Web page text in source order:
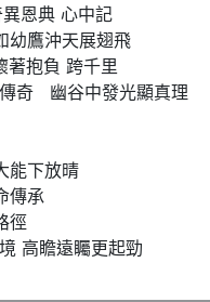
恩典 心中記
幼鷹沖天展翅飛
著抱負 跨千里
奇   幽谷中發光顯真理
能下放晴
傳承
徑
高瞻遠矚更起勁